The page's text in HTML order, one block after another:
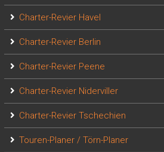
Charter-Revier Havel
Charter-Revier Berlin
Charter-Revier Peene
Charter-Revier Niderviller
Charter-Revier Tschechien
Touren-Planer / Törn-Planer